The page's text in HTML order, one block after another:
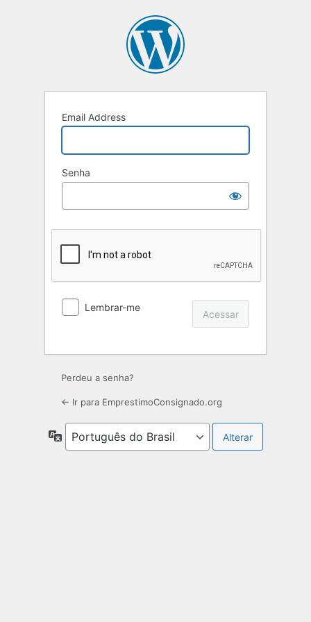
Email Address
Senha
Lembrar-me
Perdeu a senha?
← Ir para EmprestimoConsignado.org
Idioma